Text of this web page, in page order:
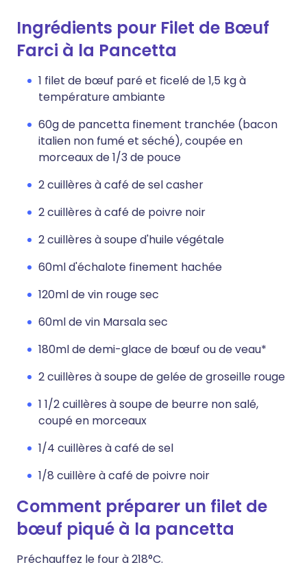
Ingrédients pour Filet de Bœuf
Farci à la Pancetta
1 filet de bœuf paré et ficelé de 1,5 kg à
température ambiante
60g de pancetta finement tranchée (bacon
italien non fumé et séché), coupée en
morceaux de 1/3 de pouce
2 cuillères à café de sel casher
2 cuillères à café de poivre noir
2 cuillères à soupe d'huile végétale
60ml d'échalote finement hachée
120ml de vin rouge sec
60ml de vin Marsala sec
180ml de demi-glace de bœuf ou de veau*
2 cuillères à soupe de gelée de groseille rouge
1 1/2 cuillères à soupe de beurre non salé,
coupé en morceaux
1/4 cuillères à café de sel
1/8 cuillère à café de poivre noir
Comment préparer un filet de
bœuf piqué à la pancetta
Préchauffez le four à 218°C.